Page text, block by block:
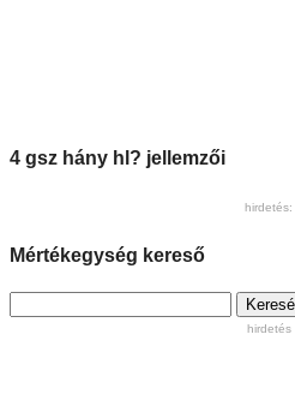
4 gsz hány hl? jellemzői
hirdetés:
Mértékegység kereső
hirdetés